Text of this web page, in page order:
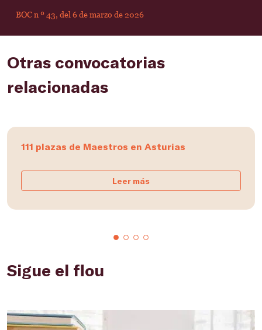
BOC n º 43, del 6 de marzo de 2026
Otras convocatorias
relacionadas
111 plazas de Maestros en Asturias
Leer más
Sigue el flou